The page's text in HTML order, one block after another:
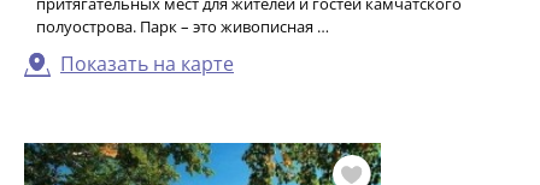
полуострова. Парк – это живописная …
Показать на карте